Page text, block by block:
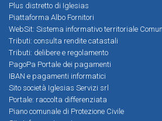
Plus distretto di Iglesias
Piattaforma Albo Fornitori
WebSit: Sistema informativo territoriale
Tributi: consulta rendite catastali
Tributi: delibere e regolamento
PagoPa Portale dei pagamenti
IBAN e pagamenti informatici
Sito società Iglesias Servizi srl
Portale: raccolta differenziata
Piano comunale di Protezione Civile